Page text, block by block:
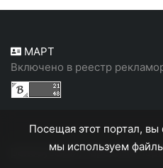
МАРТ
Включено в реестр
Белорусский, народный
Посещая этот портал, вы
мы используем